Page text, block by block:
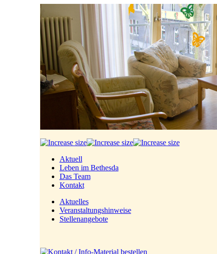
Aktuell
Leben im Bethesda
Das Team
Kontakt
Aktuelles
Veranstaltungshinweise
Stellenangebote